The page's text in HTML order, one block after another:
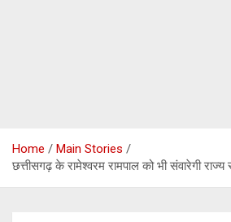
Home
Main Stories
छत्तीसगढ़ के रामेश्वरम रामपाल को भी संवारेगी राज्य